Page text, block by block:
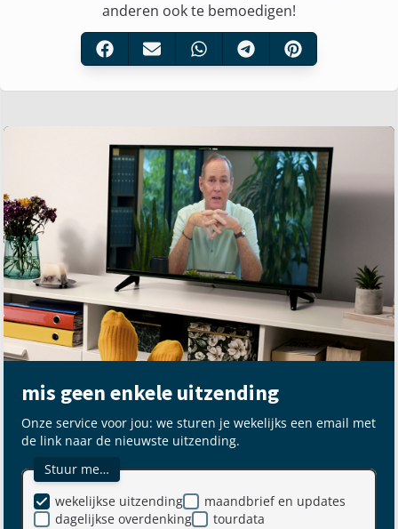
anderen ook te bemoedigen!
mis geen enkele uitzending
Onze service voor jou: we sturen je wekelijks een email met
de link naar de nieuwste uitzending.
Stuur me…
maandbrief en updates
dagelijkse overdenking
wekelijkse uitzending
tourdata